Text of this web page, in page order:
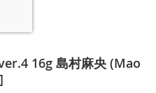
16g 島村麻央 (Mao